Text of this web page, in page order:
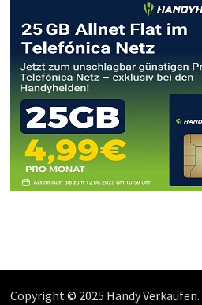
Copyright © 2025 Handy Verkaufen.